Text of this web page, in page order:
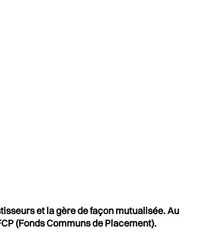
et la gère de façon mutualisée. Au
(Fonds Communs de Placement).